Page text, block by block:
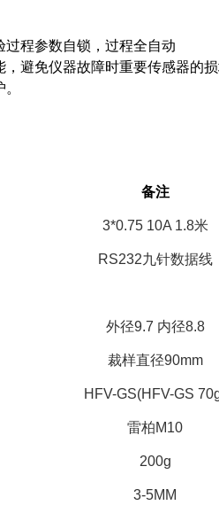
程参数自锁，过程全自动
避免仪器故障时重要传感器的
备注
3*0.75 10A 1.8米
RS232九针数据线
外径9.7 内径8.8
裁样直径90mm
HFV-GS(HFV-GS
雷柏M10
200g
3-5MM